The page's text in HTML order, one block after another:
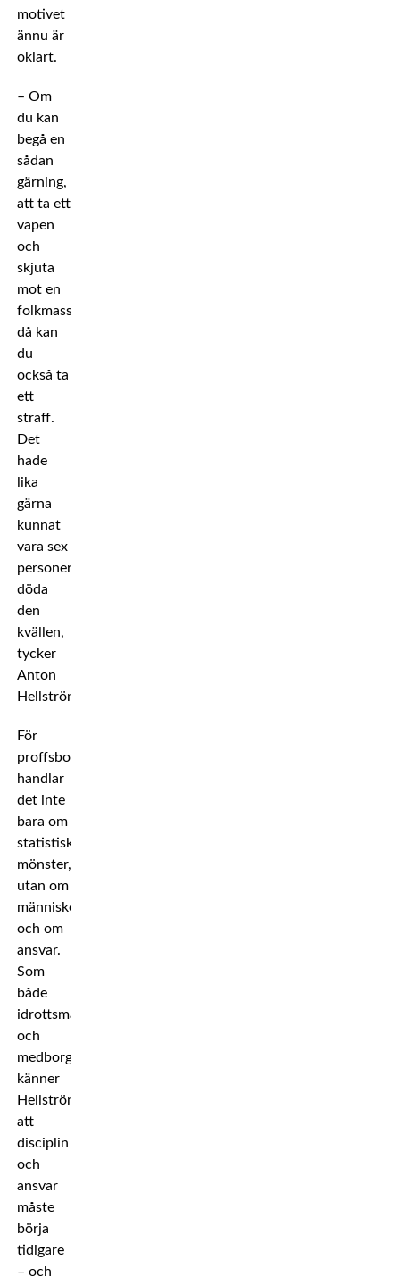
motivet
ännu är
oklart.
– Om
du kan
begå en
sådan
gärning,
att ta ett
vapen
och
skjuta
mot en
folkmassa,
då kan
du
också ta
ett
straff.
Det
hade
lika
gärna
kunnat
vara sex
personer
döda
den
kvällen,
tycker
Anton
Hellström.
För
proffsboxaren
handlar
det inte
bara om
statistiska
mönster,
utan om
människor
och om
ansvar.
Som
både
idrottsman
och
medborgare
känner
Hellström
att
disciplin
och
ansvar
måste
börja
tidigare
– och